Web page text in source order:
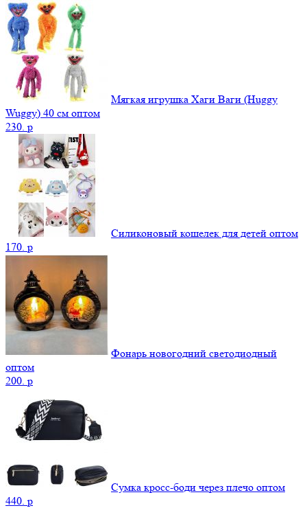
Мягкая игрушка Хаги Ваги (Huggy
Wuggy) 40 см оптом
230. p
Силиконовый кошелек для детей оптом
170. p
Фонарь новогодний светодиодный
оптом
200. p
Сумка кросс-боди через плечо оптом
440. p